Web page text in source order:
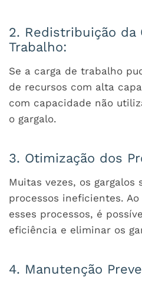
2. Redistribuição da
Trabalho:
Se a carga de trabalho
de recursos com alta
com capacidade não
o gargalo.
3. Otimização dos
Muitas vezes, os gargalos
processos ineficientes.
esses processos, é
eficiência e eliminar os
4. Manutenção